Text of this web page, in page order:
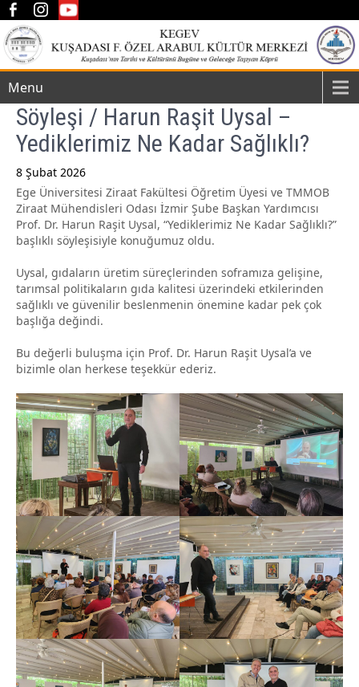
Menu
Söyleşi / Harun Raşit Uysal –
Yediklerimiz Ne Kadar Sağlıklı?
8 Şubat 2026
Ege Üniversitesi Ziraat Fakültesi Öğretim Üyesi ve TMMOB
Ziraat Mühendisleri Odası İzmir Şube Başkan Yardımcısı
Prof. Dr. Harun Raşit Uysal, “Yediklerimiz Ne Kadar Sağlıklı?”
başlıklı söyleşisiyle konuğumuz oldu.
Uysal, gıdaların üretim süreçlerinden soframıza gelişine,
tarımsal politikaların gıda kalitesi üzerindeki etkilerinden
sağlıklı ve güvenilir beslenmenin önemine kadar pek çok
başlığa değindi.
Bu değerli buluşma için Prof. Dr. Harun Raşit Uysal’a ve
bizimle olan herkese teşekkür ederiz.
Post
navigation